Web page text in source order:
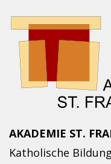
AKADEMIE ST.
Katholische